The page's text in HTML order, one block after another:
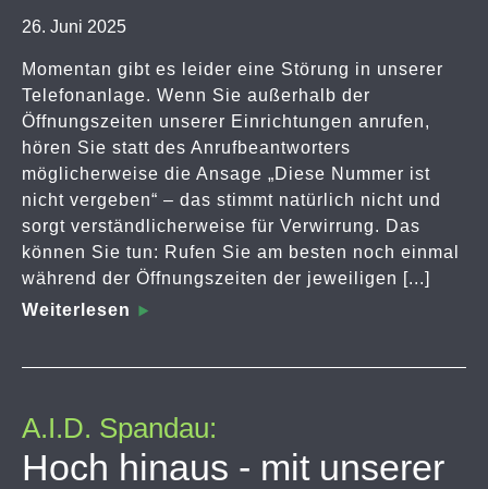
26. Juni 2025
Momentan gibt es leider eine Störung in unserer
Telefonanlage. Wenn Sie außerhalb der
Öffnungszeiten unserer Einrichtungen anrufen,
hören Sie statt des Anrufbeantworters
möglicherweise die Ansage „Diese Nummer ist
nicht vergeben“ – das stimmt natürlich nicht und
sorgt verständlicherweise für Verwirrung. Das
können Sie tun: Rufen Sie am besten noch einmal
während der Öffnungszeiten der jeweiligen [...]
Weiterlesen
A.I.D. Spandau:
Hoch hinaus - mit unserer